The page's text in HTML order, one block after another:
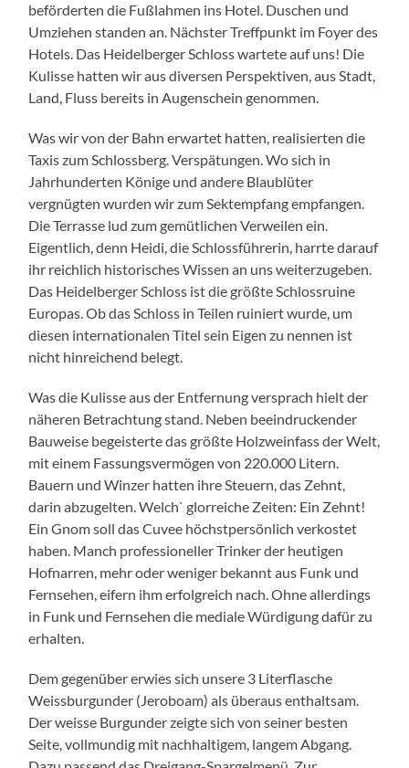
beförderten die Fußlahmen ins Hotel. Duschen und
Umziehen standen an. Nächster Treffpunkt im Foyer des
Hotels. Das Heidelberger Schloss wartete auf uns! Die
Kulisse hatten wir aus diversen Perspektiven, aus Stadt,
Land, Fluss bereits in Augenschein genommen.
Was wir von der Bahn erwartet hatten, realisierten die
Taxis zum Schlossberg. Verspätungen. Wo sich in
Jahrhunderten Könige und andere Blaublüter
vergnügten wurden wir zum Sektempfang empfangen.
Die Terrasse lud zum gemütlichen Verweilen ein.
Eigentlich, denn Heidi, die Schlossführerin, harrte darauf
ihr reichlich historisches Wissen an uns weiterzugeben.
Das Heidelberger Schloss ist die größte Schlossruine
Europas. Ob das Schloss in Teilen ruiniert wurde, um
diesen internationalen Titel sein Eigen zu nennen ist
nicht hinreichend belegt.
Was die Kulisse aus der Entfernung versprach hielt der
näheren Betrachtung stand. Neben beeindruckender
Bauweise begeisterte das größte Holzweinfass der Welt,
mit einem Fassungsvermögen von 220.000 Litern.
Bauern und Winzer hatten ihre Steuern, das Zehnt,
darin abzugelten. Welch` glorreiche Zeiten: Ein Zehnt!
Ein Gnom soll das Cuvee höchstpersönlich verkostet
haben. Manch professioneller Trinker der heutigen
Hofnarren, mehr oder weniger bekannt aus Funk und
Fernsehen, eifern ihm erfolgreich nach. Ohne allerdings
in Funk und Fernsehen die mediale Würdigung dafür zu
erhalten.
Dem gegenüber erwies sich unsere 3 Literflasche
Weissburgunder (Jeroboam) als überaus enthaltsam.
Der weisse Burgunder zeigte sich von seiner besten
Seite, vollmundig mit nachhaltigem, langem Abgang.